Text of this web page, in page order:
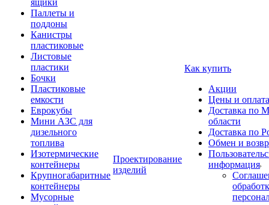
ящики
Паллеты и
поддоны
Канистры
пластиковые
Листовые
пластики
Бочки
Пластиковые
емкости
Еврокубы
Мини АЗС для
дизельного
топлива
Изотермические
контейнеры
Крупногабаритные
контейнеры
Мусорные
Проектирование
изделий
Как купить
Акции
Цены и оплата
Доставка по
области
Доставка по
Обмен и
информация